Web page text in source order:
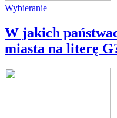
Wybieranie
W jakich
miasta na literę